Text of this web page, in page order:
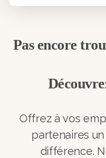
Pas encore
Offrez à vos
partenaires
différence.